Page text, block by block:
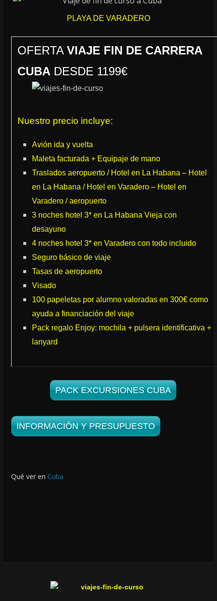
PLAYA DE VARADERO
OFERTA VIAJE FIN DE CARRERA
CUBADESDE 1199€
Nuestro precio incluye:
Avión ida y vuelta
Maleta facturada + Equipaje de mano
Traslados aeropuerto / Hotel en La Habana – Hotel
en La Habana / Hotel en Varadero – Hotel en
Varadero / aeropuerto
3 noches hotel 3* en La Habana Vieja con
desayuno
4 noches hotel 3* en Varadero con todo incluido
Seguro básico de viaje
Tasas de aeropuerto
Visado
100 papeletas por alumno valoradas en 300€ como
ayuda a financiación del viaje
Pack regalo Enjoy: mochila + pulsera identificativa +
lanyard
PACK EXCURSIONES CUBA
INFORMACIÓN Y PRESUPUESTO
Qué ver en Cuba